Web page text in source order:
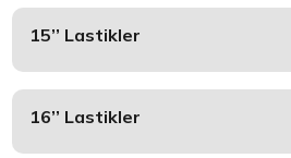
15’’ Lastikler
16’’ Lastikler